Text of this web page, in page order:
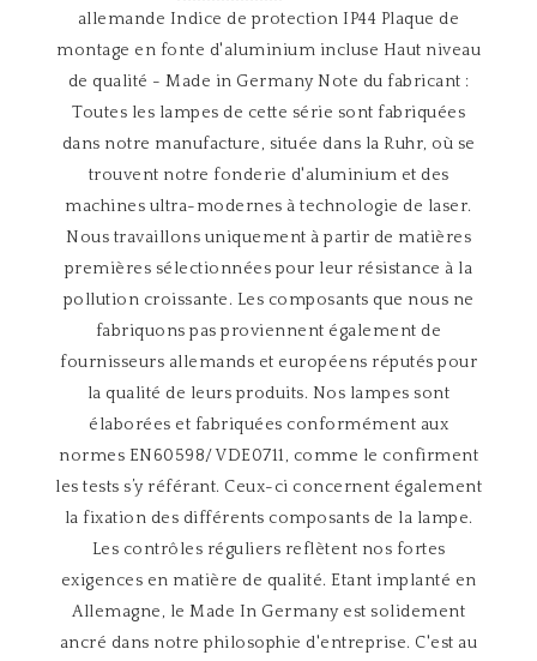
allemande Indice de protection IP44 Plaque de
montage en fonte d'aluminium incluse Haut niveau
de qualité - Made in Germany Note du fabricant :
Toutes les lampes de cette série sont fabriquées
dans notre manufacture, située dans la Ruhr, où se
trouvent notre fonderie d'aluminium et des
machines ultra-modernes à technologie de laser.
Nous travaillons uniquement à partir de matières
premières sélectionnées pour leur résistance à la
pollution croissante. Les composants que nous ne
fabriquons pas proviennent également de
fournisseurs allemands et européens réputés pour
la qualité de leurs produits. Nos lampes sont
élaborées et fabriquées conformément aux
normes EN60598/ VDE0711, comme le confirment
les tests s’y référant. Ceux-ci concernent également
la fixation des différents composants de la lampe.
Les contrôles réguliers reflètent nos fortes
exigences en matière de qualité. Etant implanté en
Allemagne, le Made In Germany est solidement
ancré dans notre philosophie d'entreprise. C'est au